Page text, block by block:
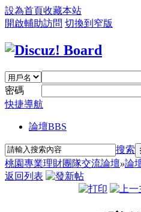
設為首頁收藏本站
開啟輔助訪問 切換到窄版
密碼
快捷導航
論壇BBS
搜索
桃園專業理財團隊交流論壇»論
返回列表